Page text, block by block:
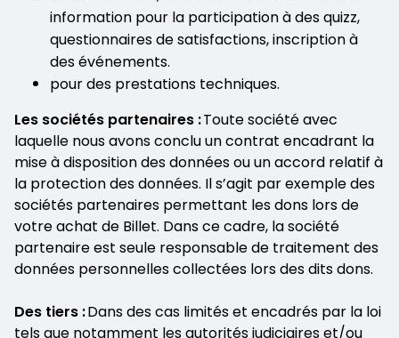
information pour la participation à des quizz,
questionnaires de satisfactions, inscription à
des événements.
pour des prestations techniques.
Les sociétés partenaires :Toute société avec
laquelle nous avons conclu un contrat encadrant la
mise à disposition des données ou un accord relatif à
la protection des données. Il s’agit par exemple des
sociétés partenaires permettant les dons lors de
votre achat de Billet. Dans ce cadre, la société
partenaire est seule responsable de traitement des
données personnelles collectées lors des dits dons.
Des tiers :Dans des cas limités et encadrés par la loi
tels que notamment les autorités judiciaires et/ou